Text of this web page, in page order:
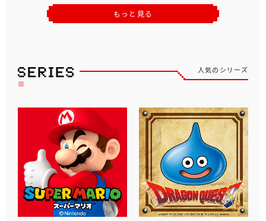
もっと見る
人気のシリーズ